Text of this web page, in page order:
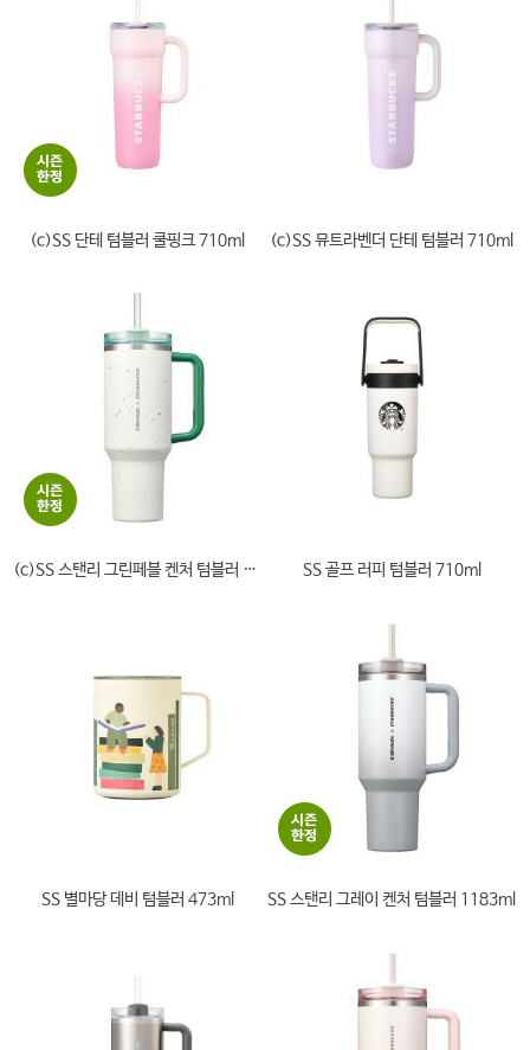
(c)SS 단테 텀블러 쿨핑크 710ml (c)SS 뮤트라벤더 단테 텀블러 710ml
(c)SS 스탠리 그린페블 켄처 텀블러 1183ml SS 골프 러피 텀블러 710ml
SS 별마당 데비 텀블러 473ml SS 스탠리 그레이 켄처 텀블러 1183ml